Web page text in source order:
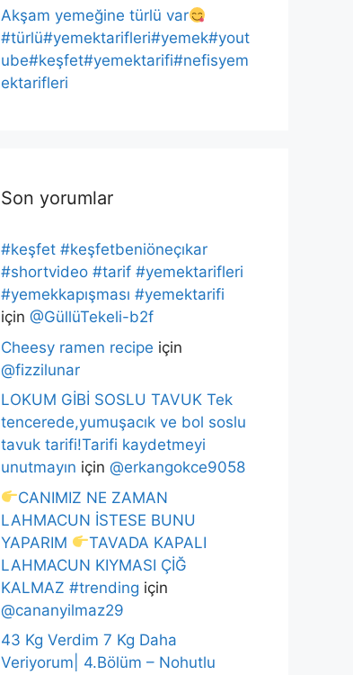
Akşam yemeğine türlü var
#türlü#yemektarifleri#yemek#yout
ube#keşfet#yemektarifi#nefisyem
ektarifleri
Son yorumlar
#keşfet #keşfetbeniöneçıkar
#shortvideo #tarif #yemektarifleri
#yemekkapışması #yemektarifi
için @GüllüTekeli-b2f
Cheesy ramen recipe için
@fizzilunar
LOKUM GİBİ SOSLU TAVUK Tek
tencerede,yumuşacık ve bol soslu
tavuk tarifi!Tarifi kaydetmeyi
unutmayın için @erkangokce9058
CANIMIZ NE ZAMAN
LAHMACUN İSTESE BUNU
YAPARIM
TAVADA KAPALI
LAHMACUN KIYMASI ÇİĞ
KALMAZ #trending için
@cananyilmaz29
43 Kg Verdim 7 Kg Daha
Veriyorum| 4.Bölüm – Nohutlu